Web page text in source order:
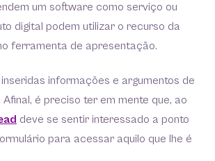
um software como serviço ou
digital podem utilizar o recurso da
ferramenta de apresentação.
informações e argumentos de
é preciso ter em mente que, ao
deve se sentir interessado a ponto
para acessar aquilo que lhe é